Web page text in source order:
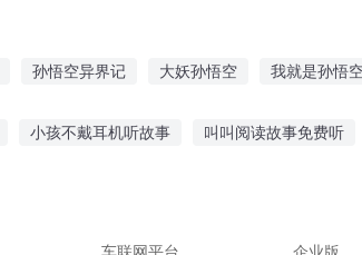
孙悟空异界记 大妖孙悟空 我就是孙悟
小孩不戴耳机听故事 叫叫阅读故事免费听
车联网平台 企业版